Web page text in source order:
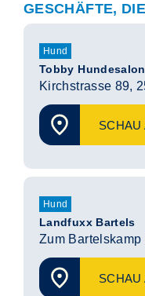
GESCHÄFTE,
Hund
Tobby
Kirchstrasse 89,
SCHAU
Hund
Landfuxx Bartels
Zum Bartelskamp
SCHAU